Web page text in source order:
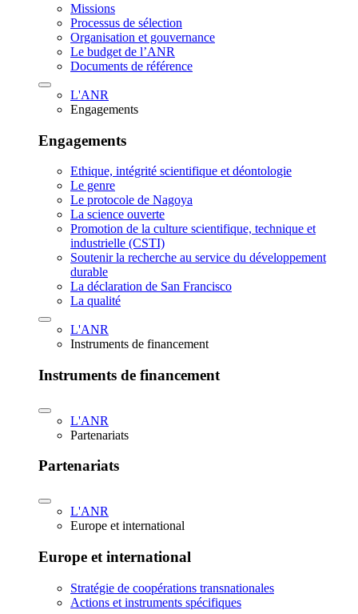
Missions
Processus de sélection
Organisation et gouvernance
Le budget de l’ANR
Documents de référence
L'ANR
Engagements
Engagements
Ethique, intégrité scientifique et déontologie
Le genre
Le protocole de Nagoya
La science ouverte
Promotion de la culture scientifique, technique et
industrielle (CSTI)
Soutenir la recherche au service du développement
durable
La déclaration de San Francisco
La qualité
L'ANR
Instruments de financement
Instruments de financement
L'ANR
Partenariats
Partenariats
L'ANR
Europe et international
Europe et international
Stratégie de coopérations transnationales
Actions et instruments spécifiques